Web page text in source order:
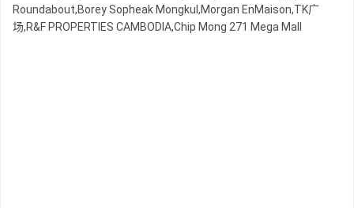
Roundabout,Borey Sopheak Mongkul,Morgan EnMaison,TK广
场,R&F PROPERTIES CAMBODIA,Chip Mong 271 Mega Mall